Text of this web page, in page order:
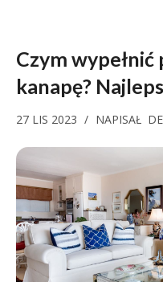
Czym wypełnić
kanapę?
27 LIS 2023 / NAPISAŁ